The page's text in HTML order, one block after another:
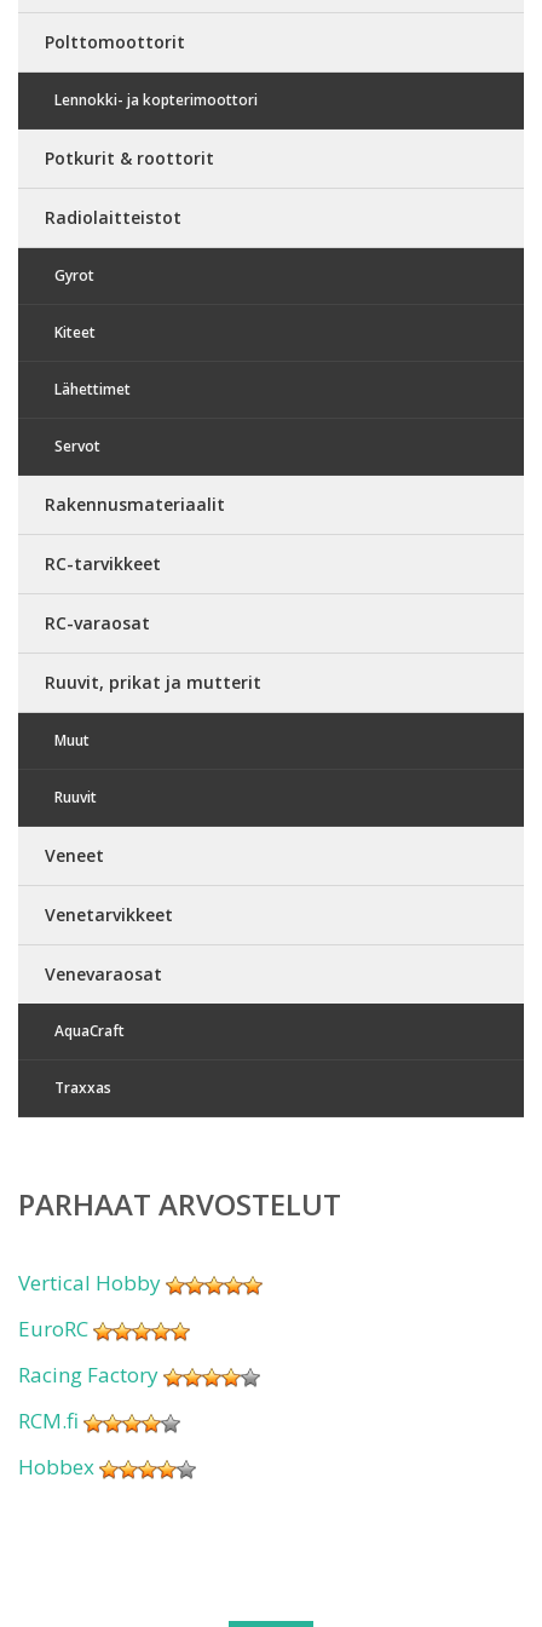
Polttomoottorit
Lennokki- ja kopterimoottori
Potkurit & roottorit
Radiolaitteistot
Gyrot
Kiteet
Lähettimet
Servot
Rakennusmateriaalit
RC-tarvikkeet
RC-varaosat
Ruuvit, prikat ja mutterit
Muut
Ruuvit
Veneet
Venetarvikkeet
Venevaraosat
AquaCraft
Traxxas
PARHAAT ARVOSTELUT
Vertical Hobby
EuroRC
Racing Factory
RCM.fi
Hobbex